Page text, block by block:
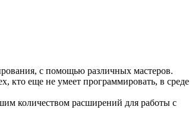
с помощью различных мастеров.
кто еще не умеет программировать, в среде
количеством расширений для работы с